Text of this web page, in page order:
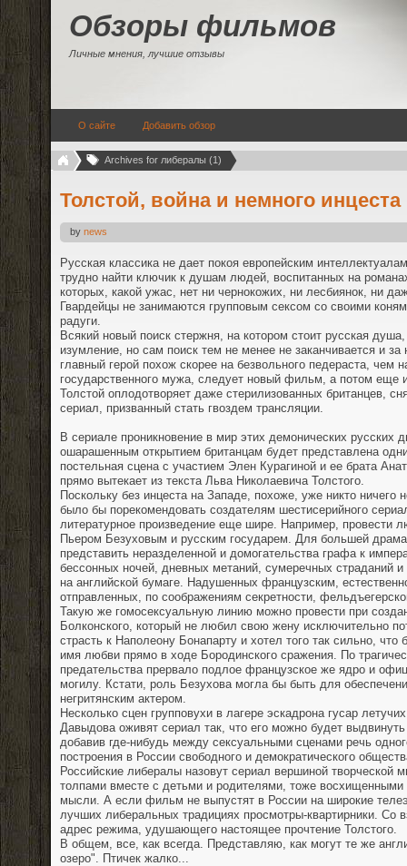
Обзоры фильмов
Личные мнения, лучшие отзывы
О сайте Добавить обзор
Archives for либералы (1)
Толстой, война и немного инцеста
by news
Русская классика не дает покоя европейским
трудно найти ключик к душам людей, воспитанных на
которых, какой ужас, нет ни чернокожих, ни лесбиянок, ни
Гвардейцы не занимаются групповым сексом со своими
радуги.
Всякий новый поиск стержня, на котором стоит русская
изумление, но сам поиск тем не менее не заканчивается и
главный герой похож скорее на безвольного педераста, чем
государственного мужа, следует новый фильм, а потом еще
Толстой оплодотворяет даже стерилизованных британцев,
сериал, призванный стать гвоздем трансляции.
В сериале проникновение в мир этих демонических русских
ошарашенным открытием британцам будет представлена
постельная сцена с участием Элен Курагиной и ее брата
прямо вытекает из текста Льва Николаевича Толстого.
Поскольку без инцеста на Западе, похоже, уже никто ничего
было бы порекомендовать создателям шестисерийного
литературное произведение еще шире. Например, провести
Пьером Безуховым и русским государем. Для большей
представить неразделенной и домогательства графа к
бессонных ночей, дневных метаний, сумеречных страданий
на английской бумаге. Надушенных французским,
отправленных, по соображениям секретности,
Такую же гомосексуальную линию можно провести при
Болконского, который не любил свою жену исключительно
страсть к Наполеону Бонапарту и хотел того так сильно, что
имя любви прямо в ходе Бородинского сражения. По
предательства прервало подлое французское же ядро и
могилу. Кстати, роль Безухова могла бы быть для
негритянским актером.
Несколько сцен групповухи в лагере эскадрона гусар
Давыдова оживят сериал так, что его можно будет
добавив где-нибудь между сексуальными сценами речь
построения в России свободного и демократического
Российские либералы назовут сериал вершиной творческой
толпами вместе с детьми и родителями, тоже восхищенными
мысли. А если фильм не выпустят в России на широкие
лучших либеральных традициях просмотры-квартирники. Со
адрес режима, удушающего настоящее прочтение Толстого.
В общем, все, как всегда. Представляю, как могут те же
озеро". Птичек жалко...